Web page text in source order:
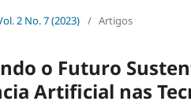
2 No. 7 (2023) / Artigos
o Futuro
Artificial nas